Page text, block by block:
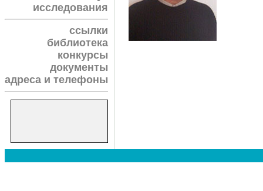
исследования
ссылки
библиотека
конкурсы
документы
адреса и телефоны